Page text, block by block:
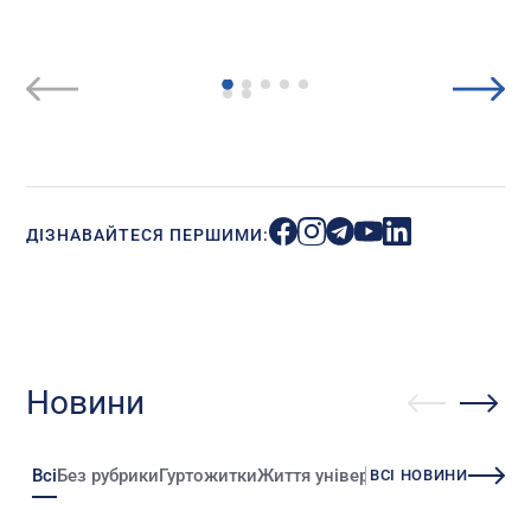
ДІЗНАВАЙТЕСЯ ПЕРШИМИ:
Новини
ВсіБез рубрикиГуртожиткиЖиття університетуЗміни
ВСІ НОВИНИ